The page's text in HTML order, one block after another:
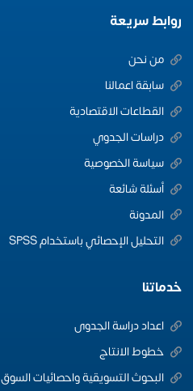
روابط سريعة
من نحن
سابقة اعمالنا
القطاعات الاقتصادية
دراسات الجدوي
سياسة الخصوصية
أسئلة شائعة
المدونة
التحليل الإحصائي باستخدام SPSS
خدماتنا
اعداد دراسة الجدوى
خطوط الانتاج
البحوث التسويقية واحصائيات السوق